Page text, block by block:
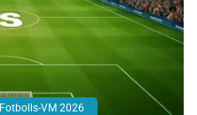
Fotbolls-VM 2026